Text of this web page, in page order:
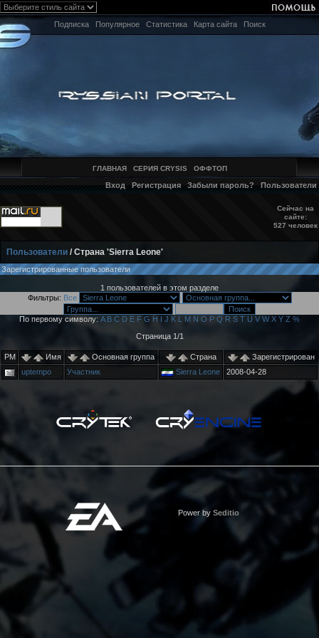
Подписка Популярное Статистика Карта сайта Поиск
ГЛАВНАЯ СЕРИЯ CRYSIS ОФФТОП
Вход Регистрация Забыли пароль? Пользователи
Сейчас на
сайте:
527 человек
Пользователи / Страна 'Sierra Leone'
Зарегистрированные пользователи
1 пользователей в этом разделе
Фильтры: Все
По первому символу: A B C D E F G H I J K L M N O P Q R S T U V W X Y Z %
Страница 1/1
PM Имя Основная группа Страна
Зарегистрирован
uptempo
Участник Sierra Leone 2008-04-28
Power by Seditio